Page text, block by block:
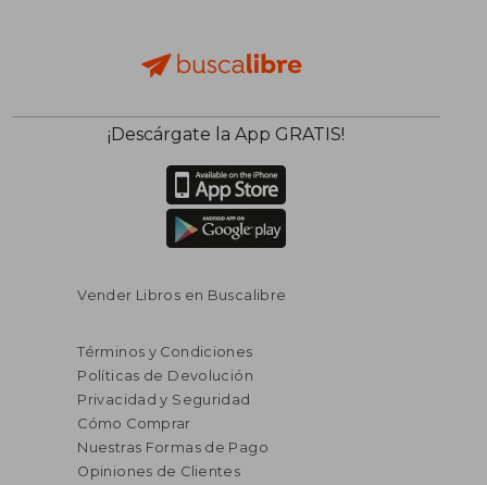
40% $ 72.66
$ 43.60
45%
dcto.
¡Descárgate la App GRATIS!
Vender Libros en Buscalibre
Términos y Condiciones
Políticas de Devolución
Privacidad y Seguridad
Cómo Comprar
Nuestras Formas de Pago
Opiniones de Clientes